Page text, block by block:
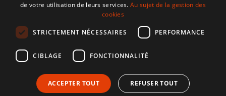
de votre utilisation de leurs services.Au sujet de la gestion des
cookies
STRICTEMENT NÉCESSAIRES PERFORMANCE
CIBLAGE FONCTIONNALITÉ
ACCEPTER TOUT REFUSER TOUT